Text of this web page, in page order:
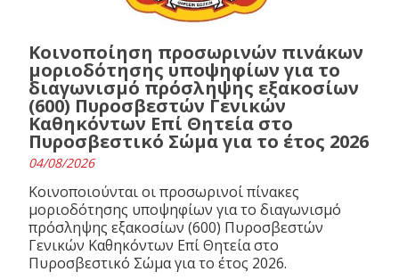
Κοινοποίηση προσωρινών πινάκων
μοριοδότησης υποψηφίων για το
διαγωνισμό πρόσληψης εξακοσίων
(600) Πυροσβεστών Γενικών
Καθηκόντων Επί Θητεία στο
Πυροσβεστικό Σώμα για το έτος 2026
04/08/2026
Κοινοποιούνται οι προσωρινοί πίνακες
μοριοδότησης υποψηφίων για το διαγωνισμό
πρόσληψης εξακοσίων (600) Πυροσβεστών
Γενικών Καθηκόντων Επί Θητεία στο
Πυροσβεστικό Σώμα για το έτος 2026.